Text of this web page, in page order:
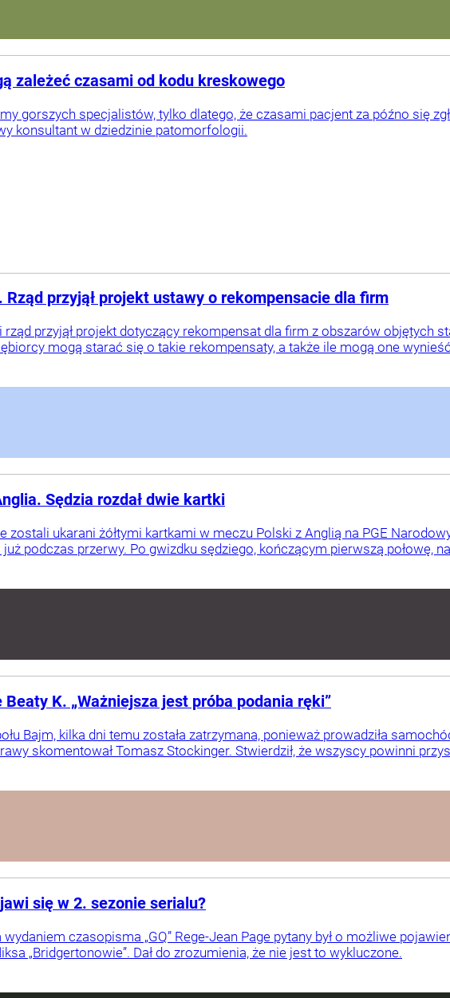
zależeć czasami od kodu kreskowego
gorszych specjalistów, tylko dlatego, że czasami pacjent za późno się
konsultant w dziedzinie patomorfologii.
przyjął projekt ustawy o rekompensacie dla firm
przyjął projekt dotyczący rekompensat dla firm z obszarów objętych
mogą starać się o takie rekompensaty, a także ile mogą one
Sędzia rozdał dwie kartki
zostali ukarani żółtymi kartkami w meczu Polski z Anglią na PGE
podczas przerwy. Po gwizdku sędziego, kończącym pierwszą połowę,
K. „Ważniejsza jest próba podania ręki”
Bajm, kilka dni temu została zatrzymana, ponieważ prowadziła
skomentował Tomasz Stockinger. Stwierdził, że wszyscy powinni
się w 2. sezonie serialu?
czasopisma „GQ” Rege-Jean Page pytany był o możliwe
„Bridgertonowie”. Dał do zrozumienia, że nie jest to wykluczone.